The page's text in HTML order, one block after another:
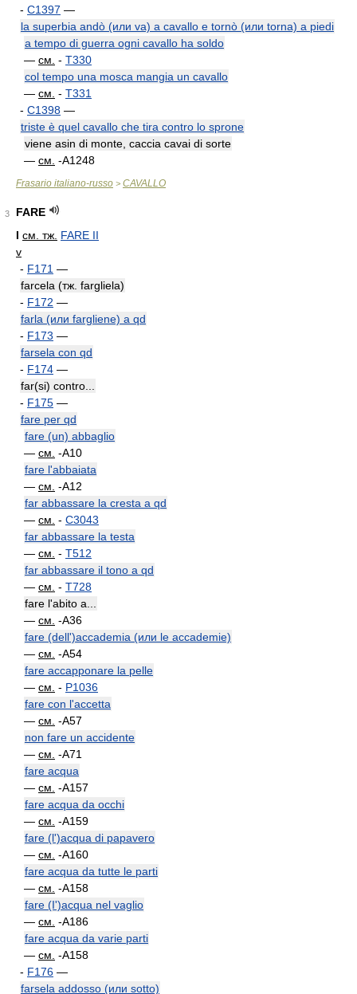
- C1397 —
la superbia andò (или va) a cavallo e tornò (или torna) a piedi
a tempo di guerra ogni cavallo ha soldo
— см. - T330
col tempo una mosca mangia un cavallo
— см. - T331
- C1398 —
triste è quel cavallo che tira contro lo sprone
viene asin di monte, caccia cavai di sorte
— см. -A1248
Frasario italiano-russo > CAVALLO
3
FARE
I см. тж. FARE II
v
- F171 —
farcela (тж. fargliela)
- F172 —
farla (или fargliene) a qd
- F173 —
farsela con qd
- F174 —
far(si) contro...
- F175 —
fare per qd
fare (un) abbaglio
— см. -A10
fare l'abbaiata
— см. -A12
far abbassare la cresta a qd
— см. - C3043
far abbassare la testa
— см. - T512
far abbassare il tono a qd
— см. - T728
fare l'abito a...
— см. -A36
fare (dell')accademia (или le accademie)
— см. -A54
fare accapponare la pelle
— см. - P1036
fare con l'accetta
— см. -A57
non fare un accidente
— см. -A71
fare acqua
— см. -A157
fare acqua da occhi
— см. -A159
fare (l')acqua di papavero
— см. -A160
fare acqua da tutte le parti
— см. -A158
fare (I')acqua nel vaglio
— см. -A186
fare acqua da varie parti
— см. -A158
- F176 —
farsela addosso (или sotto)